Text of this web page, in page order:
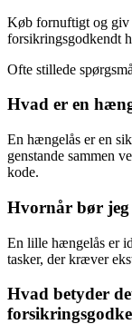
Køb fornuftigt og giv
forsikringsgodkendt
Ofte stillede
Hvad er en
En hængelås er en
genstande sammen
kode.
Hvornår bør jeg
En lille hængelås er
tasker, der kræver
Hvad betyder